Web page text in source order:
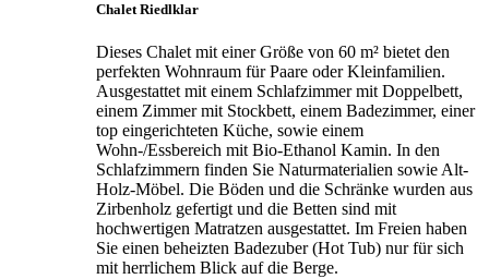
Chalet Riedlklar
Dieses Chalet mit einer Größe von 60 m² bietet den
perfekten Wohnraum für Paare oder Kleinfamilien.
Ausgestattet mit einem Schlafzimmer mit Doppelbett,
einem Zimmer mit Stockbett, einem Badezimmer, einer
top eingerichteten Küche, sowie einem
Wohn-/Essbereich mit Bio-Ethanol Kamin. In den
Schlafzimmern finden Sie Naturmaterialien sowie Alt-
Holz-Möbel. Die Böden und die Schränke wurden aus
Zirbenholz gefertigt und die Betten sind mit
hochwertigen Matratzen ausgestattet. Im Freien haben
Sie einen beheizten Badezuber (Hot Tub) nur für sich
mit herrlichem Blick auf die Berge.